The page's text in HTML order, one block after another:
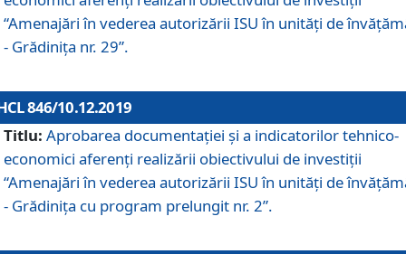
“Amenajări în vederea autorizării ISU în unități de
- Grădinița nr. 29”.
846/10.12.2019
Titlu: Aprobarea documentației și a indicatorilor tehnico-
economici aferenți realizării obiectivului de investiții
“Amenajări în vederea autorizării ISU în unități de
- Grădinița cu program prelungit nr. 2”.